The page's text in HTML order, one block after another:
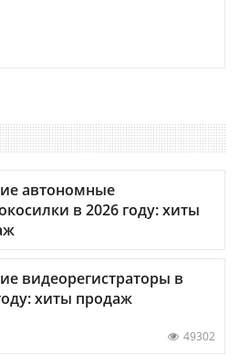
автономные
в 2026 году: хиты
видеорегистраторы в
хиты продаж
49302